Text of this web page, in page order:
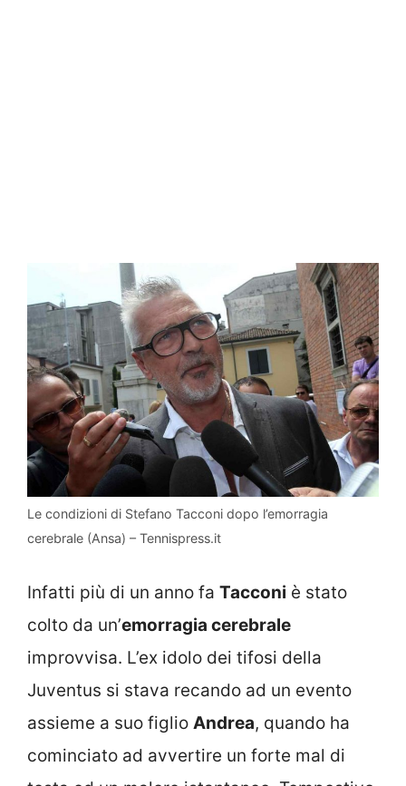
Le condizioni di Stefano Tacconi dopo l’emorragia
cerebrale (Ansa) – Tennispress.it
Infatti più di un anno fa Tacconi è stato
colto da un’emorragia cerebrale
improvvisa. L’ex idolo dei tifosi della
Juventus si stava recando ad un evento
assieme a suo figlio Andrea, quando ha
cominciato ad avvertire un forte mal di